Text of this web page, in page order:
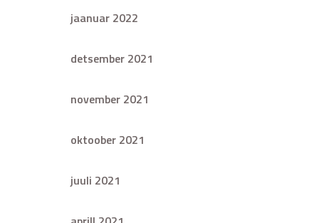
jaanuar 2022
detsember 2021
november 2021
oktoober 2021
juuli 2021